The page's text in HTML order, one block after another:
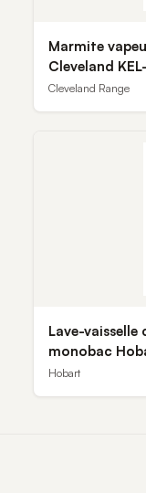
Marmite
Cleveland
Cleveland Range
Lave-
monobac
Hobart